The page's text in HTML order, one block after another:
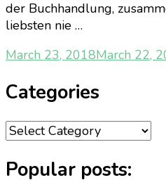
der Buchhandlung,
liebsten nie …
March 23, 2018March 22,
Categories
Categories
Popular posts: